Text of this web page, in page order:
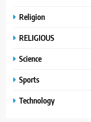
Religion
RELIGIOUS
Science
Sports
Technology